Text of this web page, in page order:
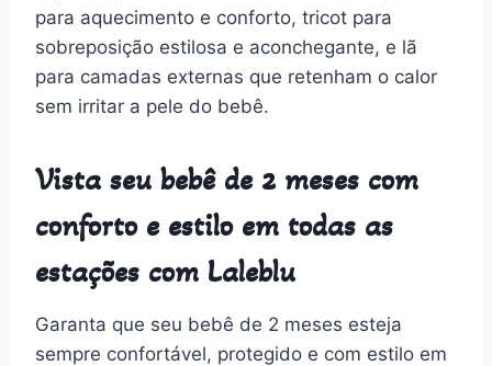
para aquecimento e conforto, tricot para
sobreposição estilosa e aconchegante, e lã
para camadas externas que retenham o calor
sem irritar a pele do bebê.
Vista seu bebê de 2 meses com
conforto e estilo em todas as
estações com Laleblu
Garanta que seu bebê de 2 meses esteja
sempre confortável, protegido e com estilo em